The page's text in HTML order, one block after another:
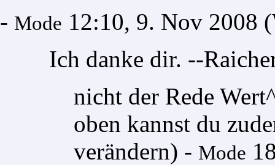
- Mode 12:10, 9. Nov 2008
Ich danke dir. --
nicht der Rede
oben kannst du
verändern) - Mode